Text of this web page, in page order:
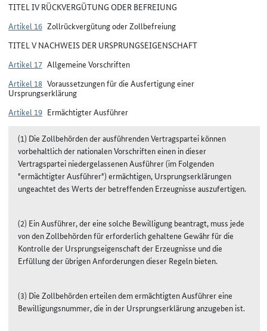
TITEL IV RÜCKVERGÜTUNG ODER BEFREIUNG
Artikel 16 Zollrückvergütung oder Zollbefreiung
TITEL V NACHWEIS DER URSPRUNGSEIGENSCHAFT
Artikel 17 Allgemeine Vorschriften
Artikel 18 Voraussetzungen für die Ausfertigung einer
Ursprungserklärung
Artikel 19 Ermächtigter Ausführer
(1) Die Zollbehörden der ausführenden Vertragspartei können
vorbehaltlich der nationalen Vorschriften einen in dieser
Vertragspartei niedergelassenen Ausführer (im Folgenden
"ermächtigter Ausführer") ermächtigen, Ursprungserklärungen
ungeachtet des Werts der betreffenden Erzeugnisse auszufertigen.
(2) Ein Ausführer, der eine solche Bewilligung beantragt, muss jede
von den Zollbehörden für erforderlich gehaltene Gewähr für die
Kontrolle der Ursprungseigenschaft der Erzeugnisse und die
Erfüllung der übrigen Anforderungen dieser Regeln bieten.
(3) Die Zollbehörden erteilen dem ermächtigten Ausführer eine
Bewilligungsnummer, die in der Ursprungserklärung anzugeben ist.